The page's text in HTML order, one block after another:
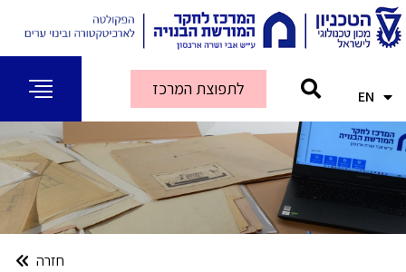
EN
AR לתפוצת המרכז
חזרה